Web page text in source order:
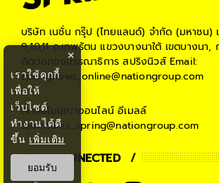
บริษัท เนชั่น กรุ๊ป (ไทยแลนด์) จำกัด (มหาชน)
9,10,11 ถ.เทพรัตน แขวงบางนาใต้ เขตบางนา
ติดต่อกองบรรณาธิการ สปริงนิวส์Email:
springnews_online@nationgroup.com
ติดต่อโฆษณาออนไลน์ อีเมลล์
teamsales_spring@nationgroup.com
STAY CONNECTED
×
เราใช้คุกกี้
เพื่อให้
เว็บไซต์
ทำงานได้ดี
ขึ้น เพิ่มเติม
ยอมรับ